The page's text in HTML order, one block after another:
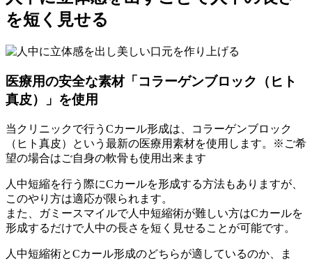
を短く見せる
医療用の安全な素材「コラーゲンブロック（ヒト
真皮）」 を使用
当クリニックで行うCカール形成は、コラーゲンブロック
（ヒト真皮）という 最新の医療用素材を使用します。※ご希
望の場合はご自身の軟骨も使用出来ます
人中短縮を行う際にCカールを形成する方法もありますが、
このやり方は適応が限られます。
また、ガミースマイルで人中短縮術が難しい方はCカールを
形成するだけで人中の長さを短く見せることが可能です。
人中短縮術とCカール形成のどちらが適しているのか、ま